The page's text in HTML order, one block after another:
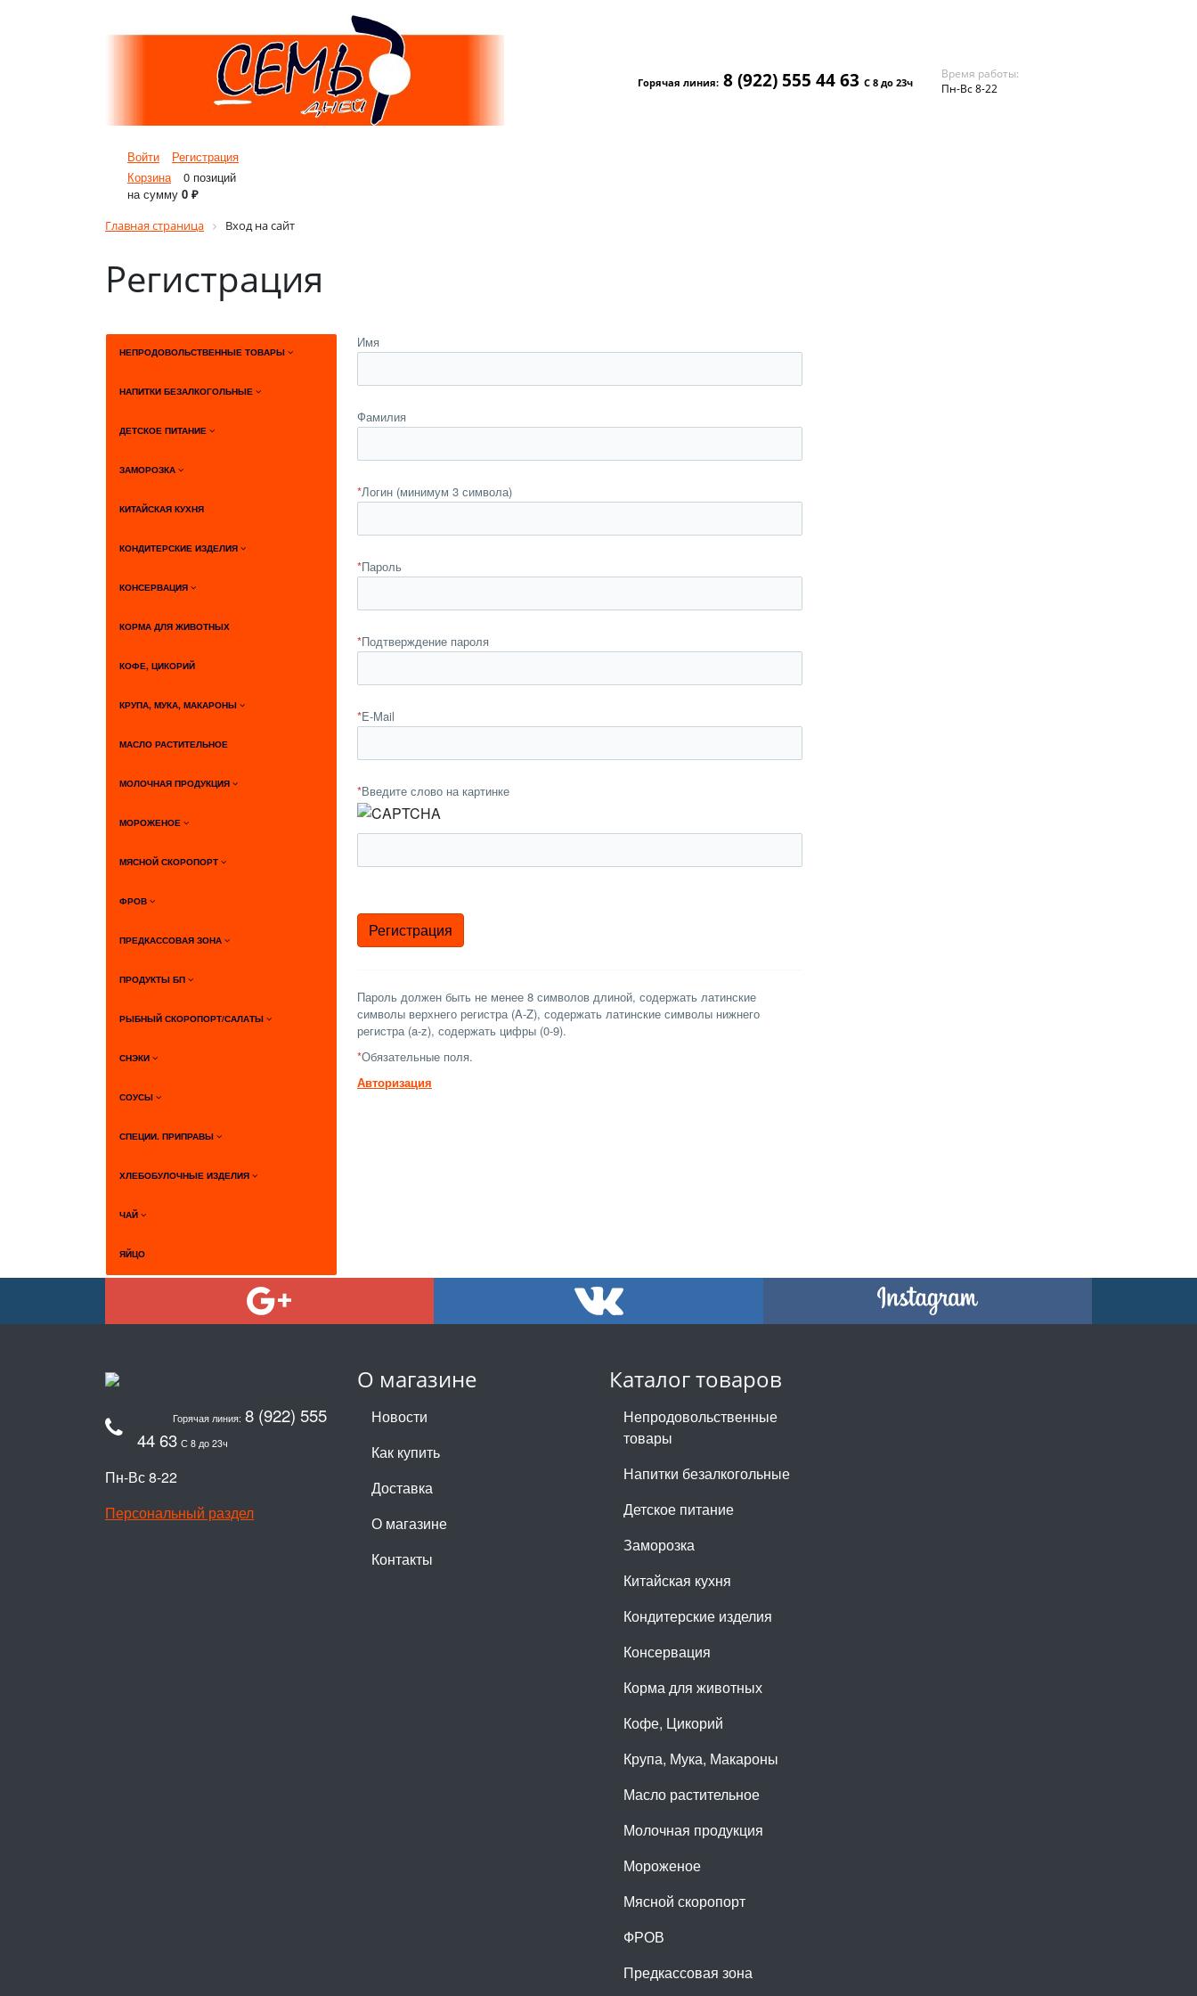
Войти
Регистрация
Корзина
0 позиций
на сумму 0 ₽
Горячая линия: 8 (922) 555 44 63 С 8 до 23ч
Время работы:
Пн-Вс 8-22
Главная страница Вход на сайт
Регистрация
НЕПРОДОВОЛЬСТВЕННЫЕ ТОВАРЫ
НАПИТКИ БЕЗАЛКОГОЛЬНЫЕ
ДЕТСКОЕ ПИТАНИЕ
ЗАМОРОЗКА
КИТАЙСКАЯ КУХНЯ
КОНДИТЕРСКИЕ ИЗДЕЛИЯ
КОНСЕРВАЦИЯ
КОРМА ДЛЯ ЖИВОТНЫХ
КОФЕ, ЦИКОРИЙ
КРУПА, МУКА, МАКАРОНЫ
МАСЛО РАСТИТЕЛЬНОЕ
МОЛОЧНАЯ ПРОДУКЦИЯ
МОРОЖЕНОЕ
МЯСНОЙ СКОРОПОРТ
ФРОВ
ПРЕДКАССОВАЯ ЗОНА
ПРОДУКТЫ БП
РЫБНЫЙ СКОРОПОРТ/САЛАТЫ
СНЭКИ
СОУСЫ
СПЕЦИИ. ПРИПРАВЫ
ХЛЕБОБУЛОЧНЫЕ ИЗДЕЛИЯ
ЧАЙ
ЯЙЦО
Имя
Фамилия
*Логин (минимум 3 символа)
*Пароль
*Подтверждение пароля
*E-Mail
*Введите слово на картинке
Пароль должен быть не менее 8 символов длиной, содержать латинские
символы верхнего регистра (A-Z), содержать латинские символы нижнего
регистра (a-z), содержать цифры (0-9).
*Обязательные поля.
Авторизация
О магазине
Новости
Как купить
Доставка
О магазине
Контакты
Каталог товаров
Непродовольственные
товары
Напитки безалкогольные
Детское питание
Заморозка
Китайская кухня
Кондитерские изделия
Консервация
Корма для животных
Кофе, Цикорий
Крупа, Мука, Макароны
Масло растительное
Молочная продукция
Мороженое
Мясной скоропорт
ФРОВ
Предкассовая зона
Горячая линия: 8 (922) 555
44 63 С 8 до 23ч
Пн-Вс 8-22
Персональный раздел